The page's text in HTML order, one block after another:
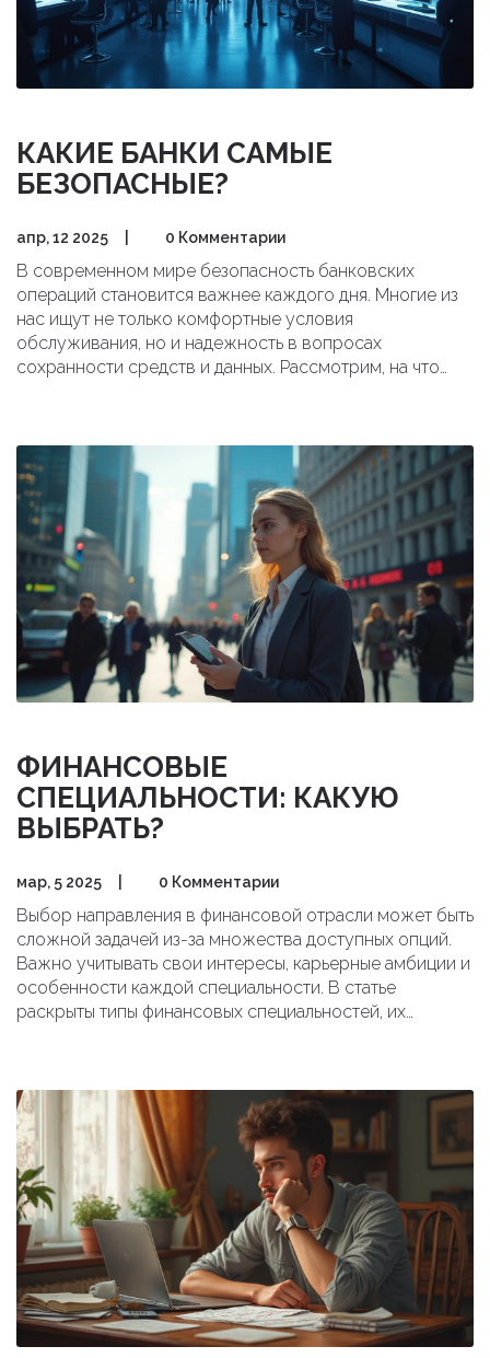
КАКИЕ БАНКИ САМЫЕ
БЕЗОПАСНЫЕ?
апр, 12 2025 0 Комментарии
В современном мире безопасность банковских
операций становится важнее каждого дня. Многие из
нас ищут не только комфортные условия
обслуживания, но и надежность в вопросах
сохранности средств и данных. Рассмотрим, на что
безопасность финансовых учреждений.
ФИНАНСОВЫЕ
СПЕЦИАЛЬНОСТИ: КАКУЮ
ВЫБРАТЬ?
мар, 5 2025 0 Комментарии
Выбор направления в финансовой отрасли может быть
сложной задачей из-за множества доступных опций.
Важно учитывать свои интересы, карьерные амбиции и
особенности каждой специальности. В статье
раскрыты типы финансовых специальностей, их